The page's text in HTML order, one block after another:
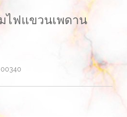
ไฟแขวนเพดาน